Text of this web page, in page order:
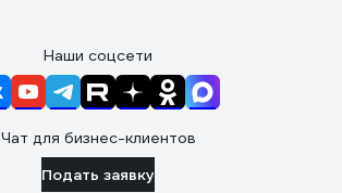
Наши соцсети
Чат для бизнес-клиентов
Подать заявку